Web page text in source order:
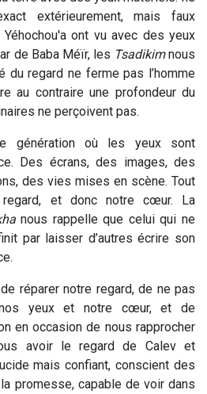
extérieurement, mais faux
ont vu avec des yeux
de Baba Méïr, les Tsadikimnous
du regard ne ferme pas l’homme
au contraire une profondeur du
ne perçoivent pas.
génération où les yeux sont
Des écrans, des images, des
des vies mises en scène. Tout
et donc notre cœur. La
nous rappelle que celui qui ne
par laisser d’autres écrire son
réparer notre regard, de ne pas
yeux et notre cœur, et de
en occasion de nous rapprocher
avoir le regard de Calev et
mais confiant, conscient des
promesse, capable de voir dans